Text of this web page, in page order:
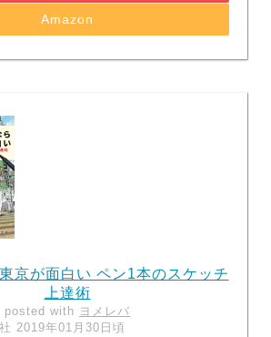
Amazon
京が面白い ペン1本のスケッチ
上達術
posted with ヨメレバ
2019年01月30日頃